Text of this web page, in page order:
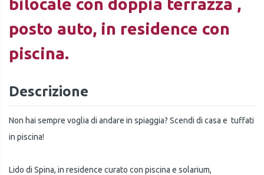
bilocale con doppia terrazza ,
posto auto, in residence con
piscina.
Descrizione
Non hai sempre voglia di andare in spiaggia? Scendi di casa e tuffati
in piscina!
Lido di Spina, in residence curato con piscina e solarium,